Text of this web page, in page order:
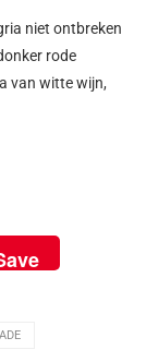
niet ontbreken
rode
van witte wijn,